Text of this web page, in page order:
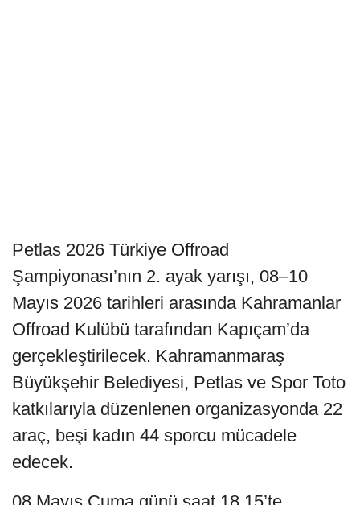
Petlas 2026 Türkiye Offroad
Şampiyonası’nın 2. ayak yarışı, 08–10
Mayıs 2026 tarihleri arasında Kahramanlar
Offroad Kulübü tarafından Kapıçam’da
gerçekleştirilecek. Kahramanmaraş
Büyükşehir Belediyesi, Petlas ve Spor Toto
katkılarıyla düzenlenen organizasyonda 22
araç, beşi kadın 44 sporcu mücadele
edecek.